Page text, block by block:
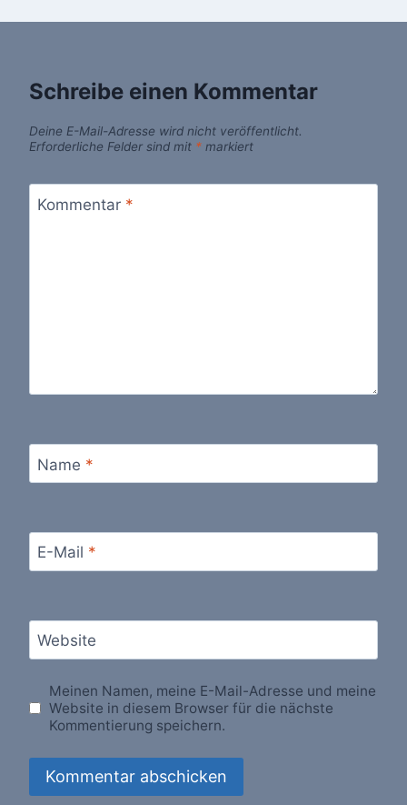
Schreibe einen Kommentar
Deine E-Mail-Adresse wird nicht veröffentlicht.
Erforderliche Felder sind mit * markiert
Kommentar *
Name *
E-Mail *
Website
Meinen Namen, meine E-Mail-Adresse und meine
Website in diesem Browser für die nächste
Kommentierung speichern.